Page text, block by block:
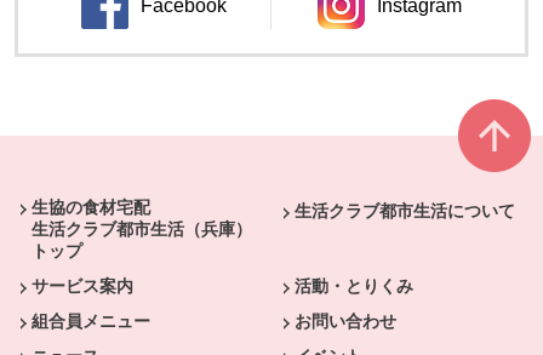
Facebook
別のウィンドウで開きます。
Instagram
別のウィンドウ
生協の食材宅配
生活クラブ都市生活（兵庫）
トップ
生活クラブ都市生活について
サービス案内
活動・とりくみ
組合員メニュー
お問い合わせ